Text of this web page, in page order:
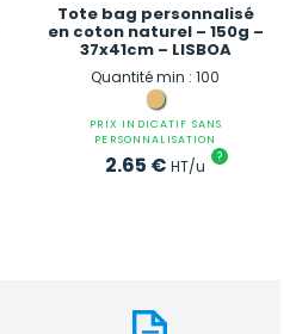
Tote bag personnalisé
en coton naturel – 150g –
37x41cm – LISBOA
Quantité min : 100
PRIX INDICATIF SANS
PERSONNALISATION
2.65 € HT/u ?